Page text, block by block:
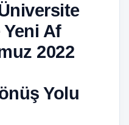
Af
2022
Yolu